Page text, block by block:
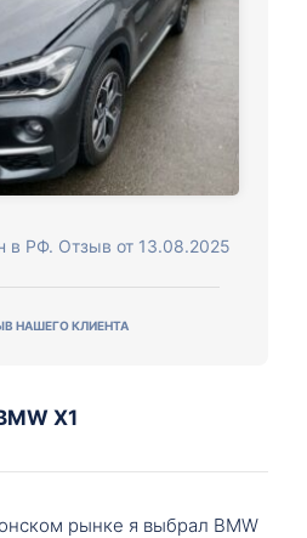
в РФ. Отзыв от 13.08.2025
НАШЕГО КЛИЕНТА
X1
рынке я выбрал BMW